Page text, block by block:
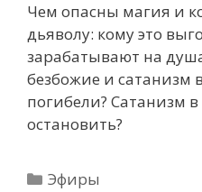
Чем опасны магия и
дьяволу: кому это
зарабатывают на
безбожие и сатанизм
погибели? Сатанизм в
остановить?
Рубрики
Эфиры